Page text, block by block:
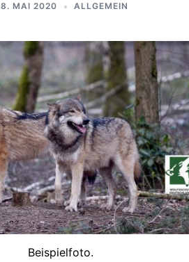
8. MAI 2020 ALLGEMEIN
Beispielfoto.